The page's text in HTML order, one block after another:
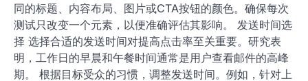
同的标题、内容布局、图片或CTA按钮的颜色。确保每次
测试只改变一个元素，以便准确评估其影响。 发送时间选
择 选择合适的发送时间对提高点击率至关重要。研究表
明，工作日的早晨和午餐时间通常是用户查看邮件的高峰
期。 根据目标受众的习惯，调整发送时间。例如，针对上